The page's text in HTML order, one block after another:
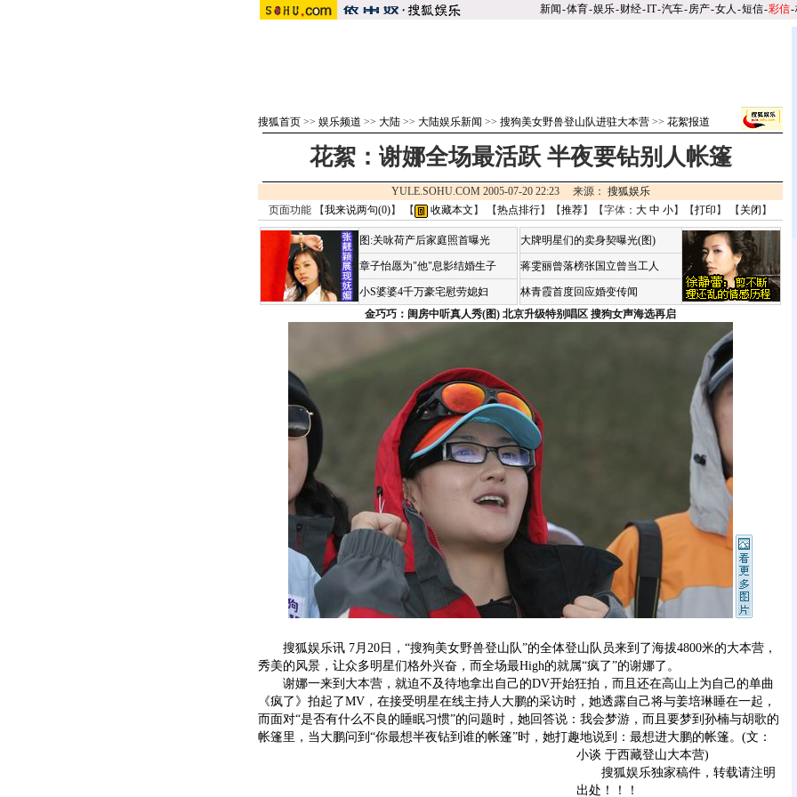
新闻-体育-娱乐-财经-IT-汽车-房产-女人 -短信-彩信-
搜狐首页 >> 娱乐频道 >> 大陆 >> 大陆娱乐新闻 >> 搜狗美女野兽登山队进驻大本营 >> 花絮报道
花絮：谢娜全场最活跃 半夜要钻别人帐篷
YULE.SOHU.COM 2005-07-20 22:23 来源： 搜狐娱乐
页面功能 【我来说两句(0)】 【 收藏本文 】 【热点排行】【推荐】【字体： 大 中 小】【打印 】 【 关闭 】
图:关咏荷产后家庭照首曝光
章子怡愿为"他"息影结婚生子
小S婆婆4千万豪宅慰劳媳妇
大牌明星们的卖身契曝光(图)
蒋雯丽曾落榜张国立曾当工人
林青霞首度回应婚变传闻
金巧巧：闺房中听真人秀(图) 北京升级特别唱区 搜狗女声海选再启
搜狐娱乐讯 7月20日，“搜狗美女野兽登山队”的全体登山队员来到了海拔4800米的大本营，
秀美的风景，让众多明星们格外兴奋，而全场最High的就属“疯了”的谢娜了。
谢娜一来到大本营，就迫不及待地拿出自己的DV开始狂拍，而且还在高山上为自己的单曲
《疯了》拍起了MV，在接受明星在线主持人大鹏的采访时，她透露自己将与姜培琳睡在一起，
而面对“是否有什么不良的睡眠习惯”的问题时，她回答说：我会梦游，而且要梦到孙楠与胡歌的
帐篷里，当大鹏问到“你最想半夜钻到谁的帐篷”时，她打趣地说到：最想进大鹏的帐篷。 (文：
小谈 于西藏登山大本营)
搜狐娱乐独家稿件，转载请注明
出处！！！